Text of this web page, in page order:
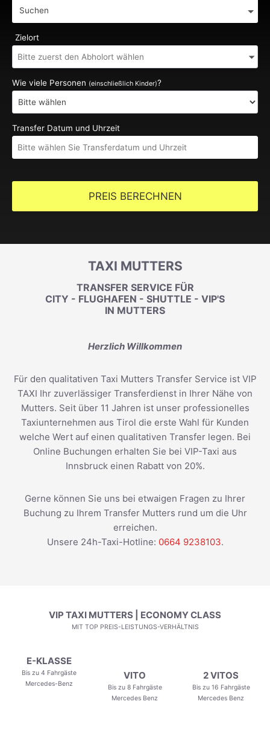
Suchen
Zielort
Wie viele Personen (einschließlich Kinder)?
Transfer Datum und Uhrzeit
PREIS BERECHNEN
TAXI MUTTERS
TRANSFER SERVICE FÜR
CITY - FLUGHAFEN - SHUTTLE - VIP'S
IN MUTTERS
Herzlich Willkommen
Für den qualitativen Taxi Mutters Transfer Service ist VIP
TAXI Ihr zuverlässiger Transferdienst in Ihrer Nähe von
Mutters. Seit über 11 Jahren ist unser professionelles
Taxiunternehmen aus Tirol die erste Wahl für Kunden
welche Wert auf einen qualitativen Transfer legen. Bei
Online Buchungen erhalten Sie bei VIP-Taxi aus
Innsbruck einen Rabatt von 20%.
Gerne können Sie uns bei etwaigen Fragen zu Ihrer
Buchung zu Ihrem Transfer Mutters rund um die Uhr
erreichen.
Unsere 24h-Taxi-Hotline: 0664 9238103.
VIP TAXI MUTTERS | ECONOMY CLASS
MIT TOP PREIS-LEISTUNGS-VERHÄLTNIS
E-KLASSE
Bis zu 4 Fahrgäste
Mercedes-Benz
VITO
Bis zu 8 Fahrgäste
Mercedes Benz
2 VITOS
Bis zu 16 Fahrgäste
Mercedes Benz